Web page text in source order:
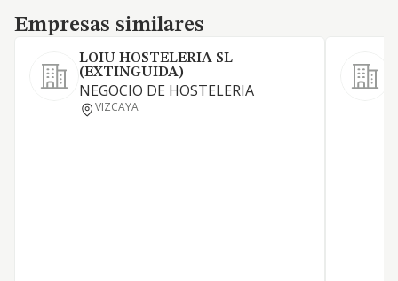
Empresas similares
Empresas similares
LOIU HOSTELERIA SL
(EXTINGUIDA)
NEGOCIO DE HOSTELERIA
VIZCAYA